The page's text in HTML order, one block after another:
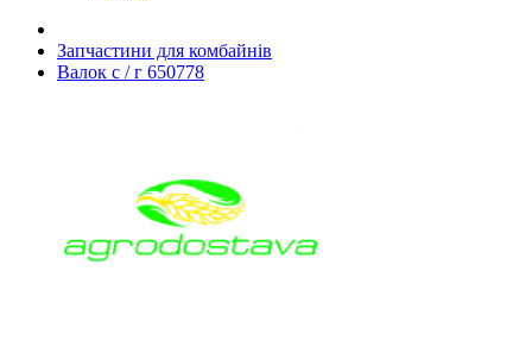
Запчастини для комбайнів
Валок с / г 650778